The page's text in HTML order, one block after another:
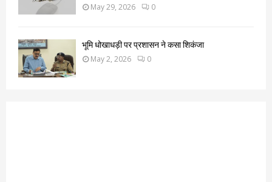
May 29, 2026 0
भूमि धोखाधड़ी पर प्रशासन ने कसा शिकंजा
May 2, 2026 0